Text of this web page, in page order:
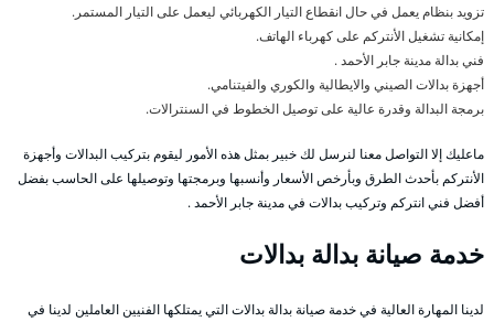
تزويد بنظام يعمل في حال انقطاع التيار الكهربائي ليعمل على التيار المستمر.
إمكانية تشغيل الأنتركم على كهرباء الهاتف.
فني بدالة مدينة جابر الأحمد .
أجهزة بدالات الصيني والايطالية والكوري والفيتنامي.
برمجة البدالة وقدرة عالية على توصيل الخطوط في السنترالات.
ماعليك إلا التواصل معنا لنرسل لك خبير بمثل هذه الأمور ليقوم بتركيب البدالات وأجهزة
الأنتركم بأحدث الطرق وبأرخص الأسعار وأنسبها وبرمجتها وتوصيلها على الحاسب بفضل
أفضل فني انتركم وتركيب بدالات في مدينة جابر الأحمد .
خدمة صيانة بدالة بدالات
لدينا المهارة العالية في خدمة صيانة بدالة بدالات التي يمتلكها الفنيين العاملين لدينا في